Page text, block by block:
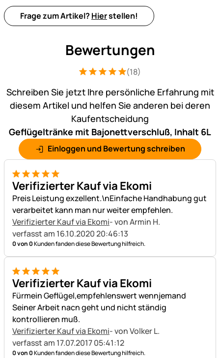
Frage zum Artikel? Hierstellen!
Bewertungen
Bewertung: 5 von 5 (18 Bewertungen)
18 Bewertungen
(18)
Schreiben Sie jetzt Ihre persönliche Erfahrung mit
diesem Artikel und helfen Sie anderen bei deren
Kaufentscheidung
Geflügeltränke mit Bajonettverschluß, Inhalt 6L
Einloggen und Bewertung schreiben
5 von 5
Verifizierter Kauf via Ekomi
Preis Leistung exzellent.\nEinfache Handhabung gut
verarbeitet kann man nur weiter empfehlen.
Verifizierter Kauf via Ekomi- von Armin H.
verfasst am 16.10.2020 20:46:13
0 von 0Kunden fanden diese Bewertung hilfreich.
5 von 5
Verifizierter Kauf via Ekomi
Fürmein Geflügel,empfehlenswert wennjemand
Seiner Arbeit nacn geht und nicht ständig
kontrollieren muß.
Verifizierter Kauf via Ekomi- von Volker L.
verfasst am 17.07.2017 05:41:12
0 von 0Kunden fanden diese Bewertung hilfreich.